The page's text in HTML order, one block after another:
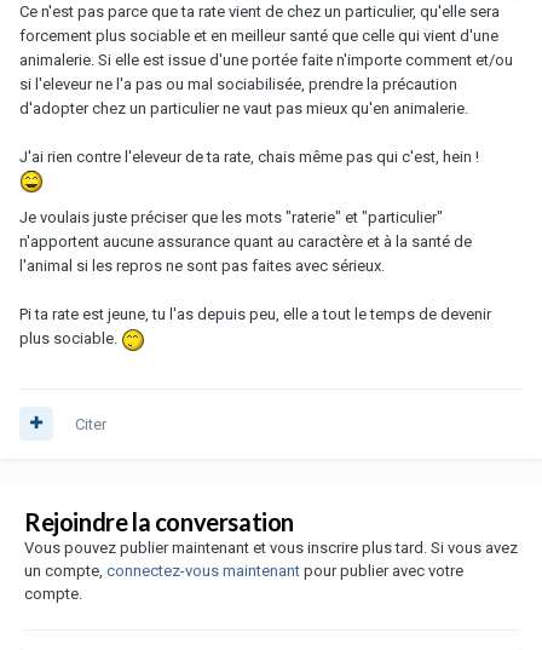
Ce n'est pas parce que ta rate vient de chez un particulier, qu'elle sera
forcement plus sociable et en meilleur santé que celle qui vient d'une
animalerie. Si elle est issue d'une portée faite n'importe comment et/ou
si l'eleveur ne l'a pas ou mal sociabilisée, prendre la précaution
d'adopter chez un particulier ne vaut pas mieux qu'en animalerie.
J'ai rien contre l'eleveur de ta rate, chais même pas qui c'est, hein !
Je voulais juste préciser que les mots "raterie" et "particulier"
n'apportent aucune assurance quant au caractère et à la santé de
l'animal si les repros ne sont pas faites avec sérieux.
Pi ta rate est jeune, tu l'as depuis peu, elle a tout le temps de devenir
plus sociable.
Citer
Rejoindre la conversation
Vous pouvez publier maintenant et vous inscrire plus tard. Si vous avez
un compte, connectez-vous maintenant pour publier avec votre
compte.